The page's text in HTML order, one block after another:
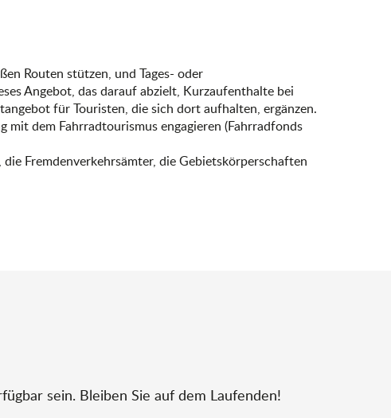
Routen stützen, und Tages- oder
Angebot, das darauf abzielt, Kurzaufenthalte bei
für Touristen, die sich dort aufhalten, ergänzen.
mit dem Fahrradtourismus engagieren (Fahrradfonds
Fremdenverkehrsämter, die Gebietskörperschaften
sein. Bleiben Sie auf dem Laufenden!